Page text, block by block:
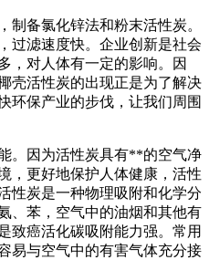
备氯化锌法和粉末活性炭。
过滤速度快。企业创新是社会
，对人体有一定的影响。因
壳活性炭的出现正是为了解决
环保产业的步伐，让我们周围
因为活性炭具有**的空气净
，更好地保护人体健康，活性
性炭是一种物理吸附和化学分
、苯，空气中的油烟和其他有
致癌活化碳吸附能力强。常用
易与空气中的有害气体充分接